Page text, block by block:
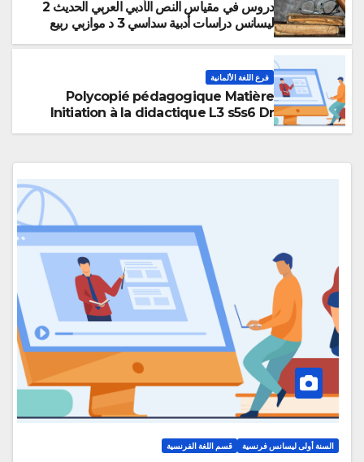
دروس في مقياس النص الأدبي العربي الحديث 2
ليسانس دراسات أدبية سداسي 3 د موازبي ربيع
فرع اللغة الألمانية
Polycopié pédagogique Matière
Initiation à la didactique L3 s5s6 Dr
السنة أولى ليسانس فرنسية قسم اللغة الفرنسية